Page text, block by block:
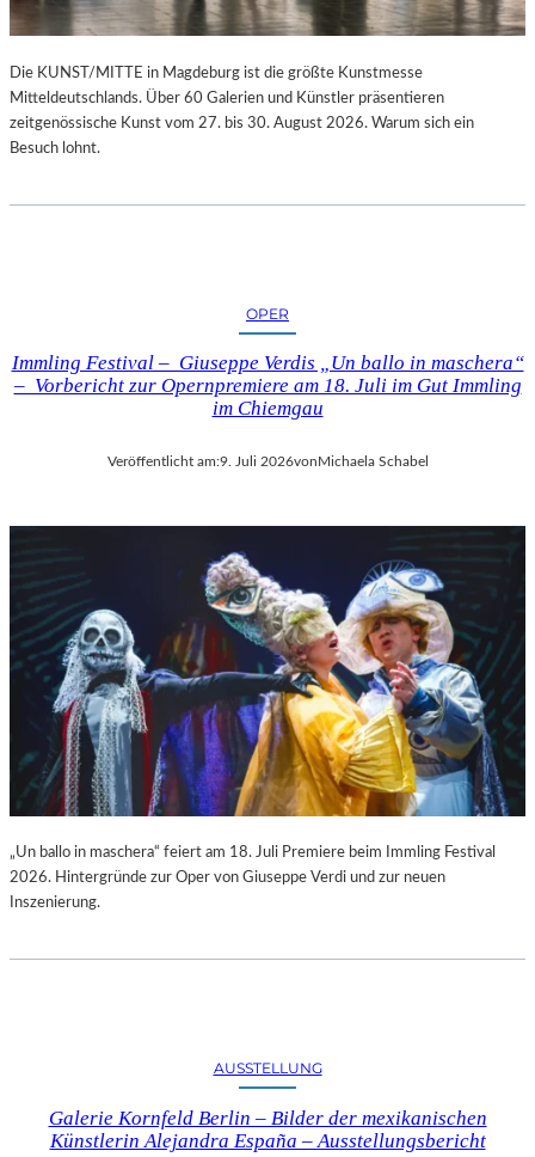
Die KUNST/MITTE in Magdeburg ist die größte Kunstmesse
Mitteldeutschlands. Über 60 Galerien und Künstler präsentieren
zeitgenössische Kunst vom 27. bis 30. August 2026. Warum sich ein
Besuch lohnt.
OPER
Immling Festival – Giuseppe Verdis „Un ballo in maschera“
– Vorbericht zur Opernpremiere am 18. Juli im Gut Immling
im Chiemgau
Veröffentlicht am:9. Juli 2026vonMichaela Schabel
„Un ballo in maschera“ feiert am 18. Juli Premiere beim Immling Festival
2026. Hintergründe zur Oper von Giuseppe Verdi und zur neuen
Inszenierung.
AUSSTELLUNG
Galerie Kornfeld Berlin – Bilder der mexikanischen
Künstlerin Alejandra España – Ausstellungsbericht